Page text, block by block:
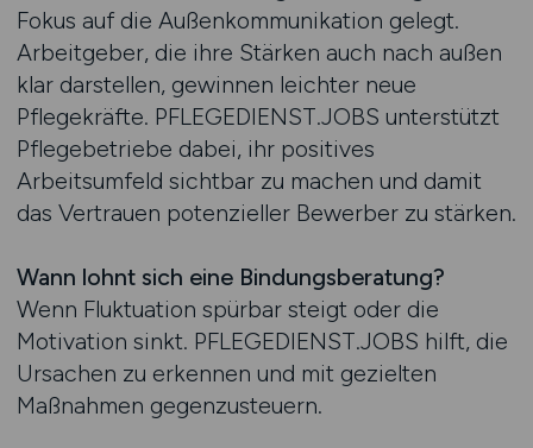
Fokus auf die Außenkommunikation gelegt.
Arbeitgeber, die ihre Stärken auch nach außen
klar darstellen, gewinnen leichter neue
Pflegekräfte. PFLEGEDIENST.JOBS unterstützt
Pflegebetriebe dabei, ihr positives
Arbeitsumfeld sichtbar zu machen und damit
das Vertrauen potenzieller Bewerber zu stärken.
Wann lohnt sich eine Bindungsberatung?
Wenn Fluktuation spürbar steigt oder die
Motivation sinkt. PFLEGEDIENST.JOBS hilft, die
Ursachen zu erkennen und mit gezielten
Maßnahmen gegenzusteuern.